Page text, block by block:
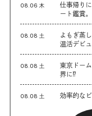
08.06 木
仕事帰り
ート鑑賞。
08.08 土
よもぎ蒸
温活デビュ
08.08 土
東京ドー
界に⁉︎
08.08 土 効率的な